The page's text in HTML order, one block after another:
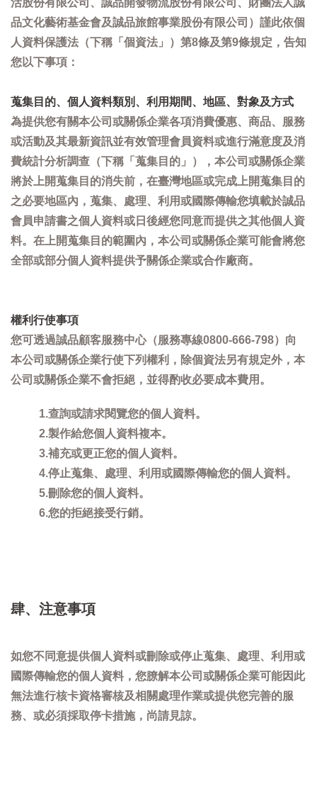
活股份有限公司、誠品開發物流股份有限公司、財團法人誠
品文化藝術基金會及誠品旅館事業股份有限公司）謹此依個
人資料保護法（下稱「個資法」）第8條及第9條規定，告知
您以下事項：
蒐集目的、個人資料類別、利用期間、地區、對象及方式
為提供您有關本公司或關係企業各項消費優惠、商品、服務
或活動及其最新資訊並有效管理會員資料或進行滿意度及消
費統計分析調查（下稱「蒐集目的」），本公司或關係企業
將於上開蒐集目的消失前，在臺灣地區或完成上開蒐集目的
之必要地區內，蒐集、處理、利用或國際傳輸您填載於誠品
會員申請書之個人資料或日後經您同意而提供之其他個人資
料。在上開蒐集目的範圍內，本公司或關係企業可能會將您
全部或部分個人資料提供予關係企業或合作廠商。
權利行使事項
您可透過誠品顧客服務中心（服務專線0800-666-798）向
本公司或關係企業行使下列權利，除個資法另有規定外，本
公司或關係企業不會拒絕，並得酌收必要成本費用。
1.查詢或請求閱覽您的個人資料。
2.製作給您個人資料複本。
3.補充或更正您的個人資料。
4.停止蒐集、處理、利用或國際傳輸您的個人資料。
5.刪除您的個人資料。
6.您的拒絕接受行銷。
肆、注意事項
如您不同意提供個人資料或刪除或停止蒐集、處理、利用或
國際傳輸您的個人資料，您膫解本公司或關係企業可能因此
無法進行核卡資格審核及相關處理作業或提供您完善的服
務、或必須採取停卡措施，尚請見諒。